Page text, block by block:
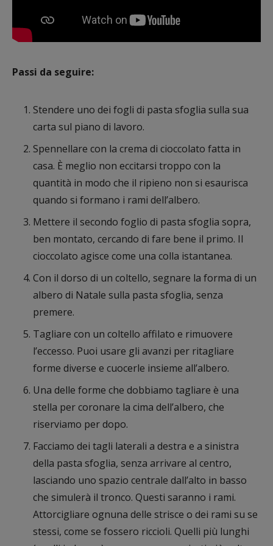
Passi da seguire:
Stendere uno dei fogli di pasta sfoglia sulla sua
carta sul piano di lavoro.
Spennellare con la crema di cioccolato fatta in
casa. È meglio non eccitarsi troppo con la
quantità in modo che il ripieno non si esaurisca
quando si formano i rami dell’albero.
Mettere il secondo foglio di pasta sfoglia sopra,
ben montato, cercando di fare bene il primo. Il
cioccolato agisce come una colla istantanea.
Con il dorso di un coltello, segnare la forma di un
albero di Natale sulla pasta sfoglia, senza
premere.
Tagliare con un coltello affilato e rimuovere
l’eccesso. Puoi usare gli avanzi per ritagliare
forme diverse e cuocerle insieme all’albero.
Una delle forme che dobbiamo tagliare è una
stella per coronare la cima dell’albero, che
riserviamo per dopo.
Facciamo dei tagli laterali a destra e a sinistra
della pasta sfoglia, senza arrivare al centro,
lasciando uno spazio centrale dall’alto in basso
che simulerà il tronco. Questi saranno i rami.
Attorcigliare ognuna delle strisce o dei rami su se
stessi, come se fossero riccioli. Quelli più lunghi